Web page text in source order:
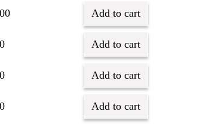
Add to cart
Add to cart
Add to cart
Add to cart